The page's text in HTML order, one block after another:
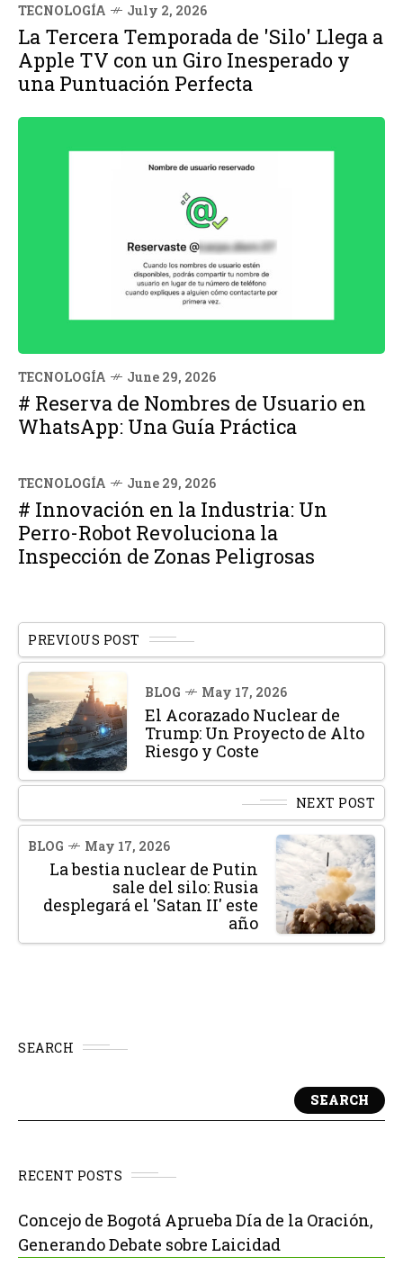
TECNOLOGÍA July 2, 2026
La Tercera Temporada de 'Silo' Llega a
Apple TV con un Giro Inesperado y
una Puntuación Perfecta
TECNOLOGÍA June 29, 2026
# Reserva de Nombres de Usuario en
WhatsApp: Una Guía Práctica
TECNOLOGÍA June 29, 2026
# Innovación en la Industria: Un
Perro-Robot Revoluciona la
Inspección de Zonas Peligrosas
PREVIOUS POST
BLOG May 17, 2026
El Acorazado Nuclear de
Trump: Un Proyecto de Alto
Riesgo y Coste
NEXT POST
BLOG May 17, 2026
La bestia nuclear de Putin
sale del silo: Rusia
desplegará el 'Satan II' este
año
SEARCH
SEARCH
RECENT POSTS
Concejo de Bogotá Aprueba Día de la Oración,
Generando Debate sobre Laicidad